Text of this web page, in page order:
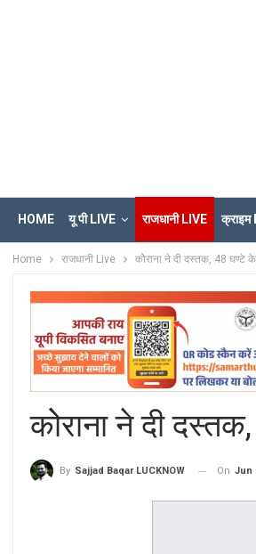
HOME यू पी LIVE राजधानी LIVE क्राइम
Home राजधानी Live कोेराना ने दी दस्तक, 48 घण्टे
कोेराना ने दी
By Sajjad Baqar LUCKNOW On Jun